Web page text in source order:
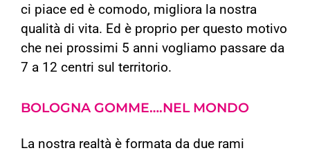
ci piace ed è comodo, migliora la nostra
qualità di vita. Ed è proprio per questo motivo
che nei prossimi 5 anni vogliamo passare da
7 a 12 centri sul territorio.
BOLOGNA GOMME….NEL MONDO
La nostra realtà è formata da due rami